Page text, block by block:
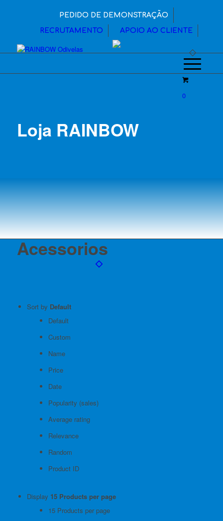
PEDIDO DE DEMONSTRAÇÃO
RECRUTAMENTO APOIO AO CLIENTE
0
Loja RAINBOW
Acessorios
Sort by Default
Default
Custom
Name
Price
Date
Popularity (sales)
Average rating
Relevance
Random
Product ID
Display 15 Products per page
15 Products per page